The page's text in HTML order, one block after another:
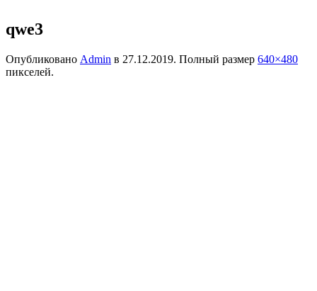
qwe3
Опубликовано Admin в 27.12.2019. Полный размер 640×480
пикселей.